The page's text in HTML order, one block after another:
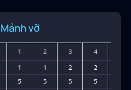
Mảnh vỡ
1 2 3 4
1
1 2 2
5
5 5 5